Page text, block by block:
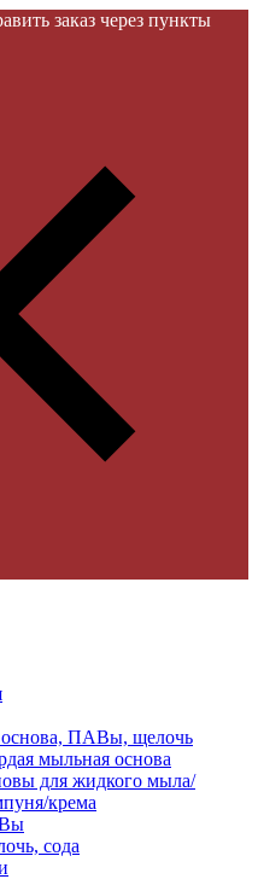
заказ через пункты
ПАВы, щелочь
мыльная основа
для жидкого мыла/
крема
сода